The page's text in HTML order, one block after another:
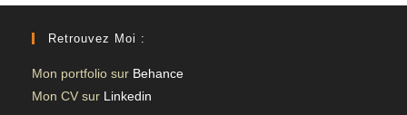
Retrouvez Moi :
Mon portfolio sur Behance
Mon CV sur Linkedin